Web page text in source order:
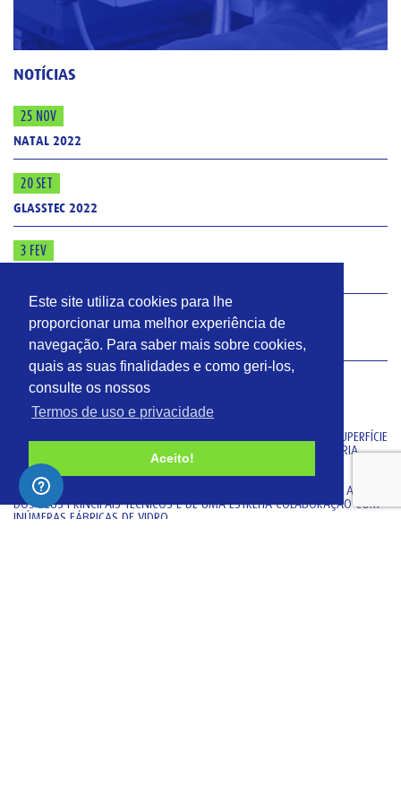
Este site utiliza cookies para lhe
proporcionar uma melhor experiência de
navegação. Para saber mais sobre cookies,
quais as suas finalidades e como geri-los,
consulte os nossos
Termos de uso e privacidade
Aceito!
NOTÍCIAS
25 NOV
NATAL 2022
20 SET
GLASSTEC 2022
3 FEV
4 JAN
O VIDRO
A VIDROMECÂNICA
A VIDROMECANICA É UMA FÁBRICA DE EQUIPAMENTOS TÉRMICOS
(RECOZIMENTO, DECORAÇÃO E TÊMPERA) E DE TRATAMENTO DE SUPERFÍCIE
(TRATAMENTO A QUENTE E TRATAMENTO A FRIO), PARA A INDÚSTRIA
VIDREIRA.
A SUA TECNOLOGIA RESULTA DE UMA EXPERIÊNCIA SUPERIOR A 30 ANOS
DOS SEUS PRINCIPAIS TÉCNICOS E DE UMA ESTREITA COLABORAÇÃO COM
INÚMERAS FÁBRICAS DE VIDRO.